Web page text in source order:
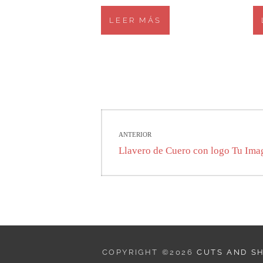
LEER MÁS
de
ANTERIOR
Entrada
Llavero de Cuero con logo Tu
COPYRIGHT ©2026CUTS AND